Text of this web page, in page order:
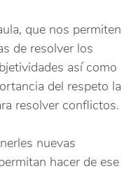
que nos permiten
de resolver los
así como
del respeto la
resolver conflictos.
nuevas
hacer de ese